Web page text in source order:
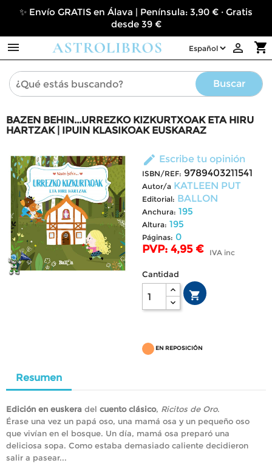
✨ Envío GRATIS en Álava | Península: 3,90 € · Gratis
desde 39 €
 shopping_cart

Buscar
BAZEN BEHIN...URREZKO KIZKURTXOAK ETA HIRU
HARTZAK | IPUIN KLASIKOAK EUSKARAZ
edit Escribe tu opinión
ISBN/REF: 9789403211541
Autor/a KATLEEN PUT
Editorial: BALLON
Anchura: 195
Altura: 195
Páginas: 0
PVP: 4,95 € IVA inc
Cantidad

EN REPOSICIÓN
Resumen
Edición en euskera del cuento clásico, Ricitos de Oro.
Érase una vez un papá oso, una mamá osa y un pequeño oso
que vivían en el bosque. Un día, mamá osa preparó una
deliciosa sopa. Como estaba demasiado caliente decidieron
salir a pasear...